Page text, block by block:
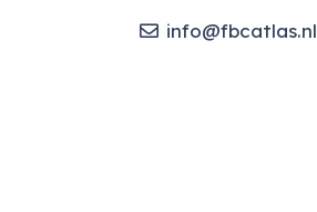
info@fbcatlas.nl